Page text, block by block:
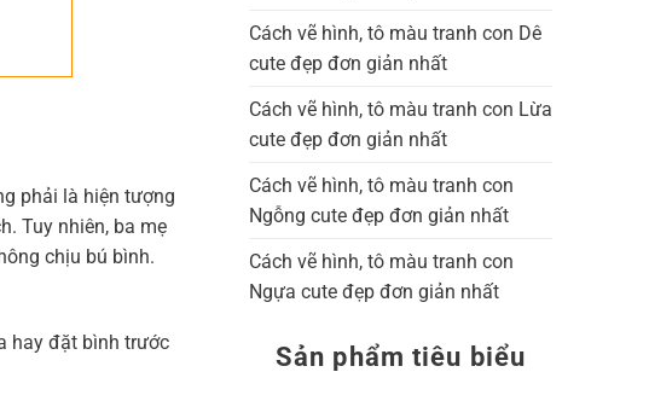
phải là hiện tượng
Tuy nhiên, ba mẹ
chịu bú bình.
hay đặt bình trước
Cách vẽ hình, tô màu tranh con Dê
cute đẹp đơn giản nhất
Cách vẽ hình, tô màu tranh con Lừa
cute đẹp đơn giản nhất
Cách vẽ hình, tô màu tranh con
Ngỗng cute đẹp đơn giản nhất
Cách vẽ hình, tô màu tranh con
Ngựa cute đẹp đơn giản nhất
Sản phẩm tiêu biểu